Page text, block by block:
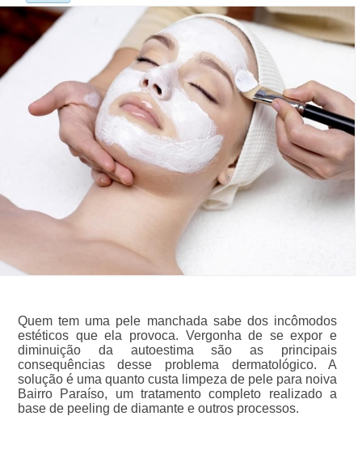
Quem tem uma pele manchada sabe dos incômodos
estéticos que ela provoca. Vergonha de se expor e
diminuição da autoestima são as principais
consequências desse problema dermatológico. A
solução é uma quanto custa limpeza de pele para noiva
Bairro Paraíso, um tratamento completo realizado a
base de peeling de diamante e outros processos.